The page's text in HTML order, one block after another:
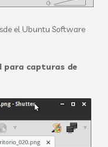
el Ubuntu Software
para capturas de